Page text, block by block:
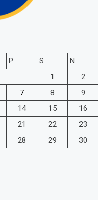
P S
N
1
2
7 8
9
14 15
16
21 22
23
28 29
30